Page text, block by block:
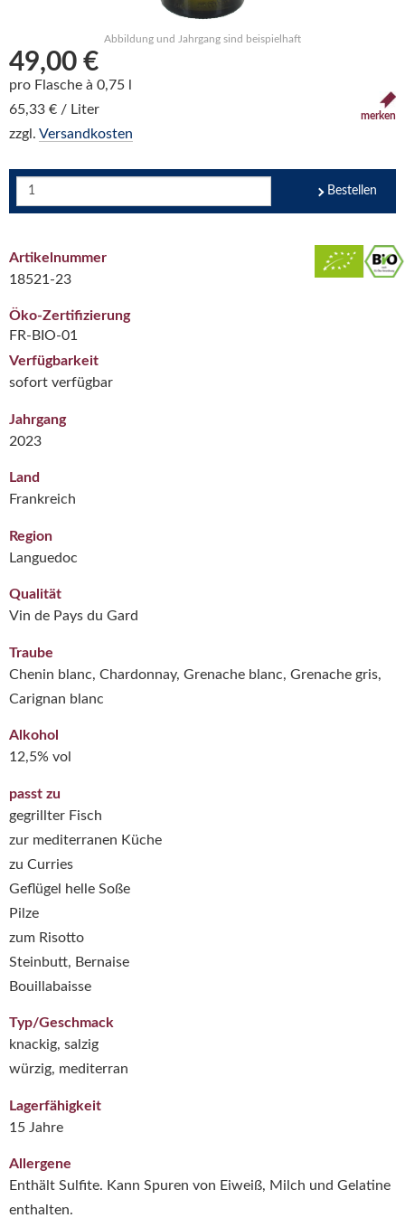
Abbildung und Jahrgang sind beispielhaft
49,00 €
pro Flasche à 0,75 l
65,33 € / Liter
zzgl. Versandkosten
merken
Bestellen
Artikelnummer
18521-23
Öko-Zertifizierung
FR-BIO-01
Verfügbarkeit
sofort verfügbar
Jahrgang
2023
Land
Frankreich
Region
Languedoc
Qualität
Vin de Pays du Gard
Traube
Chenin blanc, Chardonnay, Grenache blanc, Grenache gris,
Carignan blanc
Alkohol
12,5% vol
passt zu
gegrillter Fisch
zur mediterranen Küche
zu Curries
Geflügel helle Soße
Pilze
zum Risotto
Steinbutt, Bernaise
Bouillabaisse
Typ/Geschmack
knackig, salzig
würzig, mediterran
Lagerfähigkeit
15 Jahre
Allergene
Enthält Sulfite. Kann Spuren von Eiweiß, Milch und Gelatine
enthalten.